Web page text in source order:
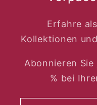
Erfahre
Kollektionen
Abonnieren
% bei